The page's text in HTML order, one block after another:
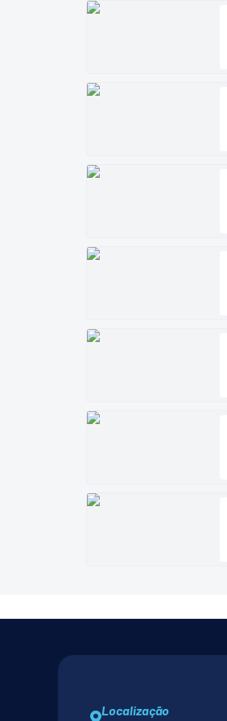
Localização